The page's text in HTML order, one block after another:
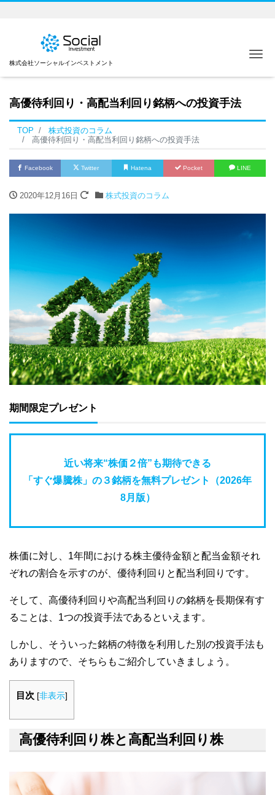
株式会社ソーシャルインベストメント
高優待利回り・高配当利回り銘柄への投資手法
TOP
株式投資のコラム
高優待利回り・高配当利回り銘柄への投資手法
Facebook Twitter Hatena Pocket LINE
2020年12月16日 株式投資のコラム
期間限定プレゼント
近い将来“株価２倍”も期待できる
「すぐ爆騰株」の３銘柄を無料プレゼント（2026年
8月版）
株価に対し、1年間における株主優待金額と配当金額それ
ぞれの割合を示すのが、優待利回りと配当利回りです。
そして、高優待利回りや高配当利回りの銘柄を長期保有す
ることは、1つの投資手法であるといえます。
しかし、そういった銘柄の特徴を利用した別の投資手法も
ありますので、そちらもご紹介していきましょう。
目次 [非表示]
高優待利回り株と高配当利回り株